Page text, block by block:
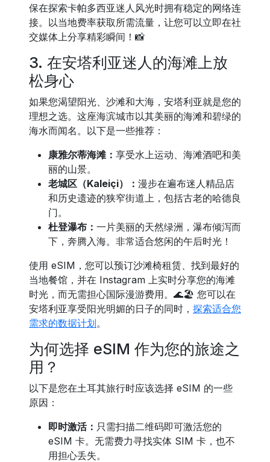
保在探索卡帕多西亚迷人风光时拥有稳定的网络连
接。以当地费率获取所需流量，让您可以立即在社
交媒体上分享精彩瞬间！📸
3. 在安塔利亚迷人的海滩上放
松身心
如果您渴望阳光、沙滩和大海，安塔利亚就是您的
理想之选。这座海滨城市以其美丽的海滩和碧绿的
海水而闻名。以下是一些推荐：
康雅尔蒂海滩： 享受水上运动、海滩酒吧和美
丽的山景。
老城区（Kaleiçi）： 漫步在遍布迷人精品店
和历史遗迹的狭窄街道上，包括古老的哈德良
门。
杜登瀑布： 一片美丽的天然绿洲，瀑布倾泻而
下，奔腾入海。非常适合悠闲的午后时光！
使用 eSIM，您可以预订沙滩椅租赁、找到最好的
当地餐馆，并在 Instagram 上实时分享您的海滩
时光，而无需担心国际漫游费用。🌊🏖️ 您可以在
安塔利亚享受阳光明媚的日子的同时， 探索适合您
需求的数据计划。
为何选择 eSIM 作为您的旅途之
用？
以下是您在土耳其旅行时应该选择 eSIM 的一些
原因：
即时激活： 只需扫描二维码即可激活您的
eSIM 卡。无需费力寻找实体 SIM 卡，也不
用担心丢失。